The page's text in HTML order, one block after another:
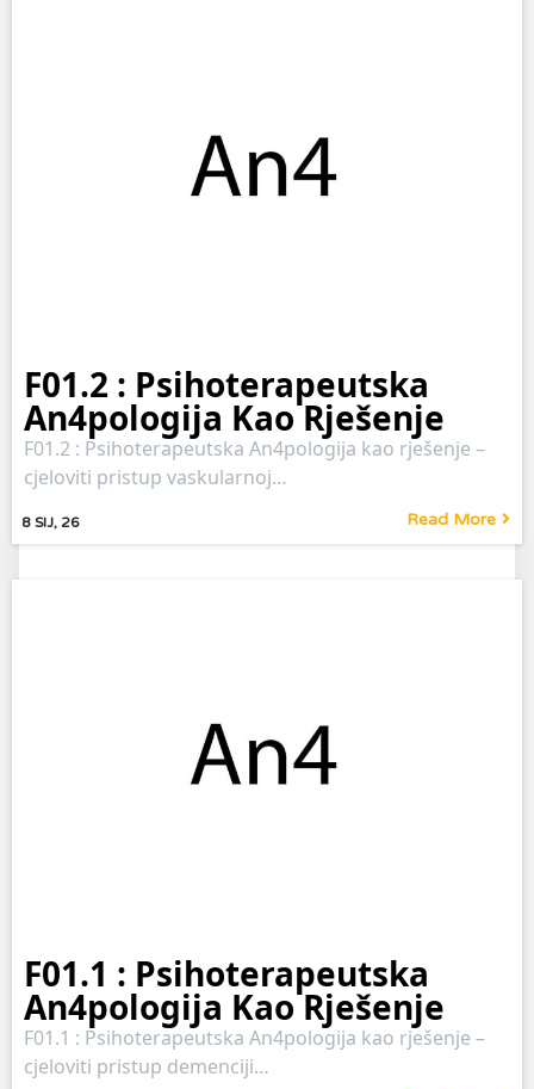
F01.2 : Psihoterapeutska
An4pologija Kao Rješenje
8 SIJ, 26
F01.2 : Psihoterapeutska An4pologija kao rješenje –
cjeloviti pristup vaskularnoj…
Read More
F01.1 : Psihoterapeutska
An4pologija Kao Rješenje
F01.1 : Psihoterapeutska An4pologija kao rješenje –
cjeloviti pristup demenciji…